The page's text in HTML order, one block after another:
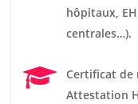
hôpitaux,
centrales…).
Certificat de
Attestation